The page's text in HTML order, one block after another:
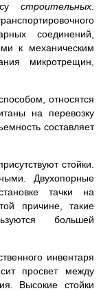
строительных
соединений,
к механическим
микротрещин,
относятся
на перевозку
составляет
стойки.
Двухопорные
тачки на
причине, такие
большей
инвентаря
просвет между
Высокие стойки